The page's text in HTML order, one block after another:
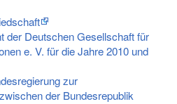
der Deutschen Gesellschaft für
e. V. für die Jahre 2010 und
zur
der Bundesrepublik